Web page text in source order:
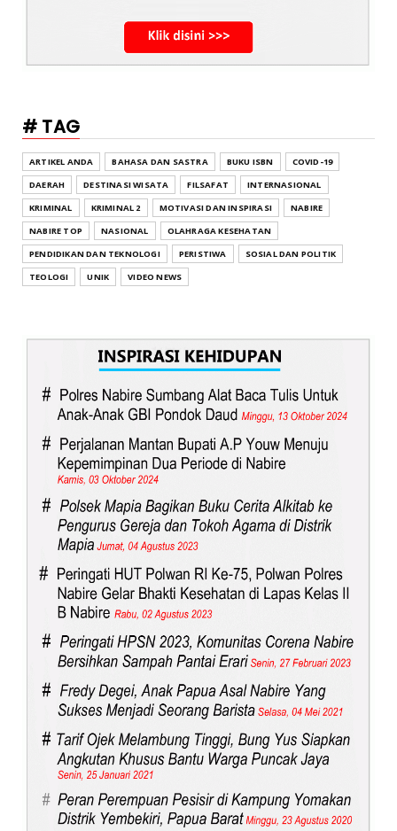
# TAG
ARTIKEL ANDA BAHASA DAN SASTRA BUKU ISBN
COVID-19
DAERAH
DESTINASI WISATA FILSAFAT
INTERNASIONAL
KRIMINAL
KRIMINAL 2 MOTIVASI DAN INSPIRASI
NABIRE
NABIRE TOP
NASIONAL
OLAHRAGA KESEHATAN
PENDIDIKAN DAN TEKNOLOGI
PERISTIWA
SOSIAL DAN POLITIK
TEOLOGI
UNIK VIDEO NEWS